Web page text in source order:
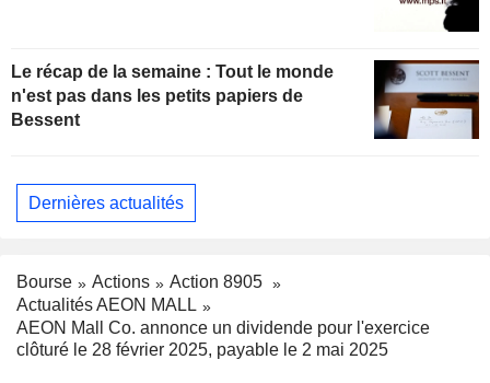
Le récap de la semaine : Tout le monde
n'est pas dans les petits papiers de
Bessent
Dernières actualités
Bourse Actions
Action 8905
Actualités AEON MALL
AEON Mall Co. annonce un dividende pour l'exercice
clôturé le 28 février 2025, payable le 2 mai 2025